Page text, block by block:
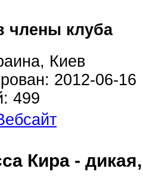
члены клуба
Киев
2012-06-16
499
Кира -